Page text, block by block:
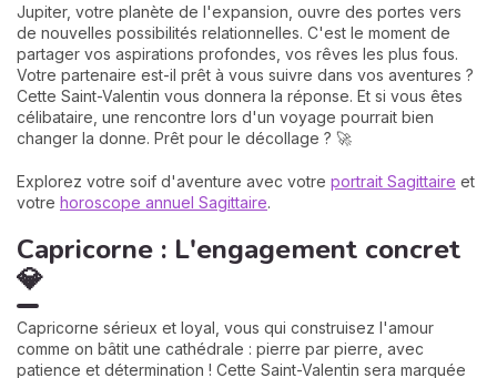
Jupiter, votre planète de l'expansion, ouvre des portes vers
de nouvelles possibilités relationnelles. C'est le moment de
partager vos aspirations profondes, vos rêves les plus fous.
Votre partenaire est-il prêt à vous suivre dans vos aventures ?
Cette Saint-Valentin vous donnera la réponse. Et si vous êtes
célibataire, une rencontre lors d'un voyage pourrait bien
changer la donne. Prêt pour le décollage ? 🚀
Explorez votre soif d'aventure avec votre portrait Sagittaire et
votre horoscope annuel Sagittaire.
Capricorne : L'engagement concret
💎
Capricorne sérieux et loyal, vous qui construisez l'amour
comme on bâtit une cathédrale : pierre par pierre, avec
patience et détermination ! Cette Saint-Valentin sera marquée